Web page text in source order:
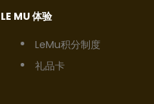
LE MU 体验
LeMu积分制度
礼品卡